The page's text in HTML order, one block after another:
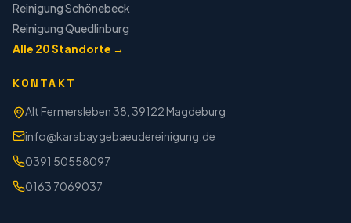
ReinigungSchönebeck
ReinigungQuedlinburg
Alle 20Standorte →
KONTAKT
Alt Fermersleben 38, 39122 Magdeburg
info@karabaygebaeudereinigung.de
0391 50558097
0163 7069037